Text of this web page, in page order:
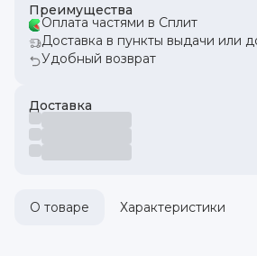
Преимущества
Оплата частями в Сплит
Доставка в пункты выдачи или
Удобный возврат
Доставка
О товаре Характеристики